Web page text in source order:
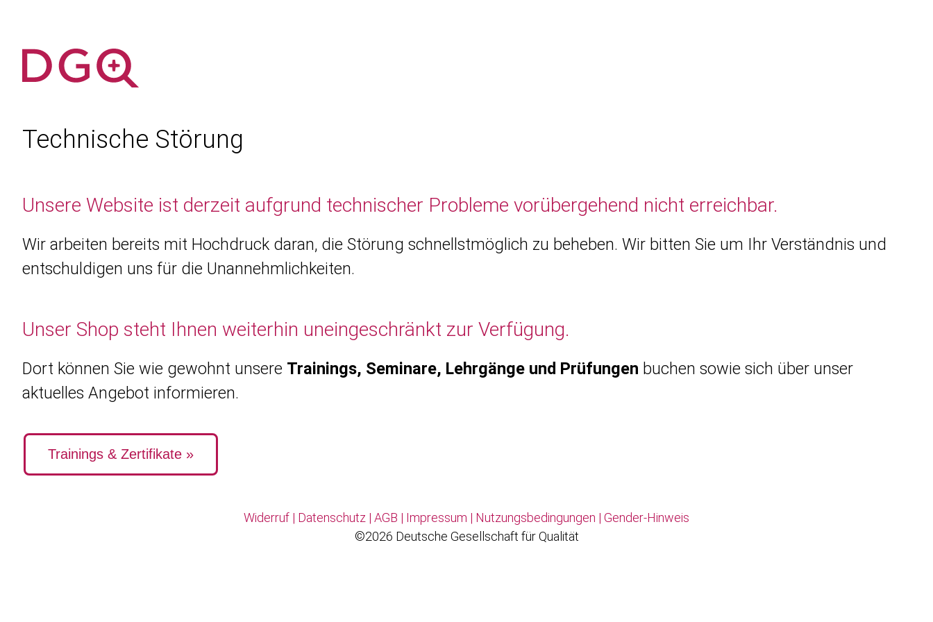
Technische Störung
Unsere Website ist derzeit aufgrund technischer Probleme vorübergehend nicht erreichbar.
Wir arbeiten bereits mit Hochdruck daran, die Störung schnellstmöglich zu beheben. Wir bitten Sie um Ihr Verständnis und
entschuldigen uns für die Unannehmlichkeiten.
Unser Shop steht Ihnen weiterhin uneingeschränkt zur Verfügung.
Dort können Sie wie gewohnt unsere Trainings, Seminare, Lehrgänge und Prüfungen buchen sowie sich über unser
aktuelles Angebot informieren.
Trainings & Zertifikate »
Widerruf | Datenschutz | AGB | Impressum | Nutzungsbedingungen | Gender-Hinweis
©2026 Deutsche Gesellschaft für Qualität